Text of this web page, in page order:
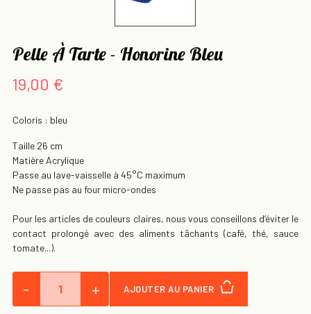
Pelle À Tarte - Honorine Bleu
19,00 €
Coloris : bleu
Taille 26 cm
Matière Acrylique
Passe au lave-vaisselle à 45°C maximum
Ne passe pas au four micro-ondes
Pour les articles de couleurs claires, nous vous conseillons d’éviter le
contact prolongé avec des aliments tâchants (café, thé, sauce
tomate...).
- + AJOUTER AU PANIER